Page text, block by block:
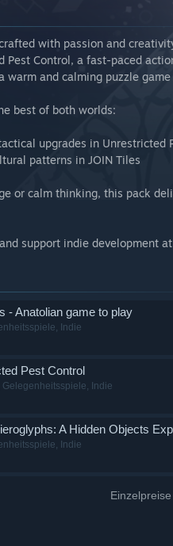
with passion and
Pest Control, a fast-paced
warm and calming puzzle
best of both worlds:
upgrades in Unrestricted
patterns in JOIN Tiles
or calm thinking, this pack
support indie development
- Anatolian game to play
Indie
Pest Control
Gelegenheitsspiele, Indie
A Hidden Objects
Indie